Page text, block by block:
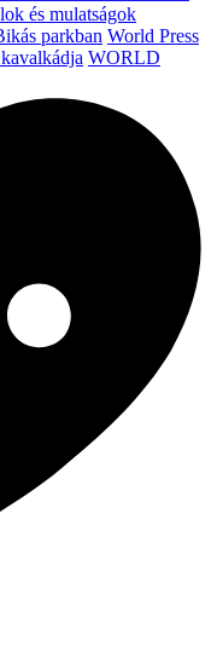
és mulatságok
parkban World Press
WORLD